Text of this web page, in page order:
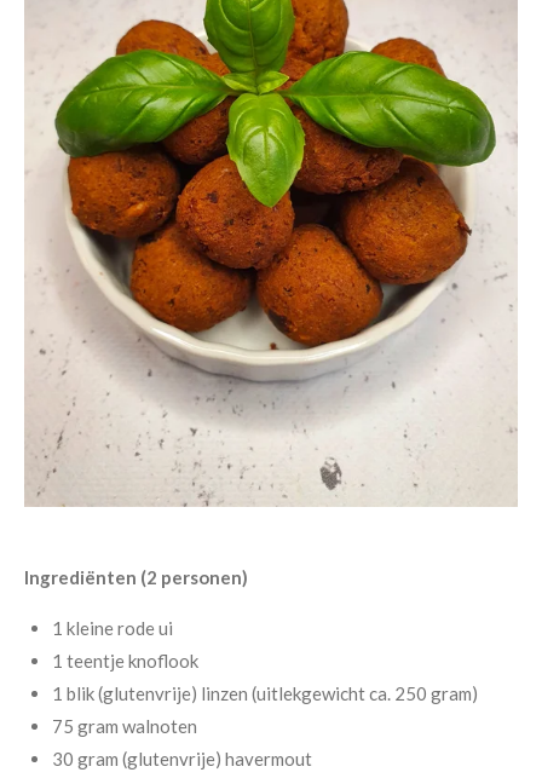
Ingrediënten (2 personen)
1 kleine rode ui
1 teentje knoflook
1 blik (glutenvrije) linzen (uitlekgewicht ca. 250 gram)
75 gram walnoten
30 gram (glutenvrije) havermout